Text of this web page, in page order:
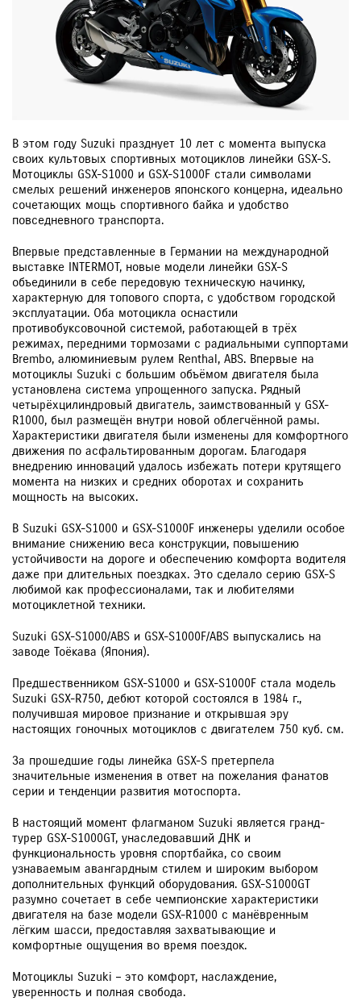
В этом году Suzuki празднует 10 лет с момента выпуска
своих культовых спортивных мотоциклов линейки GSX-S.
Мотоциклы GSX-S1000 и GSX-S1000F стали символами
смелых решений инженеров японского концерна, идеально
сочетающих мощь спортивного байка и удобство
повседневного транспорта.
Впервые представленные в Германии на международной
выставке INTERMOT, новые модели линейки GSX-S
объединили в себе передовую техническую начинку,
характерную для топового спорта, с удобством городской
эксплуатации. Оба мотоцикла оснастили
противобуксовочной системой, работающей в трёх
режимах, передними тормозами с радиальными суппортами
Brembo, алюминиевым рулем Renthal, ABS. Впервые на
мотоциклы Suzuki с большим объёмом двигателя была
установлена система упрощенного запуска. Рядный
четырёхцилиндровый двигатель, заимствованный у GSX-
R1000, был размещён внутри новой облегчённой рамы.
Характеристики двигателя были изменены для комфортного
движения по асфальтированным дорогам. Благодаря
внедрению инноваций удалось избежать потери крутящего
момента на низких и средних оборотах и сохранить
мощность на высоких.
В Suzuki GSX-S1000 и GSX-S1000F инженеры уделили особое
внимание снижению веса конструкции, повышению
устойчивости на дороге и обеспечению комфорта водителя
даже при длительных поездках. Это сделало серию GSX-S
любимой как профессионалами, так и любителями
мотоциклетной техники.
Suzuki GSX-S1000/ABS и GSX-S1000F/ABS выпускались на
заводе Тоёкава (Япония).
Предшественником GSX-S1000 и GSX-S1000F стала модель
Suzuki GSX-R750, дебют которой состоялся в 1984 г.,
получившая мировое признание и открывшая эру
настоящих гоночных мотоциклов с двигателем 750 куб. см.
За прошедшие годы линейка GSX-S претерпела
значительные изменения в ответ на пожелания фанатов
серии и тенденции развития мотоспорта.
В настоящий момент флагманом Suzuki является гранд-
турер GSX-S1000GT, унаследовавший ДНК и
функциональность уровня спортбайка, со своим
узнаваемым авангардным стилем и широким выбором
дополнительных функций оборудования. GSX-S1000GT
разумно сочетает в себе чемпионские характеристики
двигателя на базе модели GSX-R1000 с манёвренным
лёгким шасси, предоставляя захватывающие и
комфортные ощущения во время поездок.
Мотоциклы Suzuki – это комфорт, наслаждение,
уверенность и полная свобода.